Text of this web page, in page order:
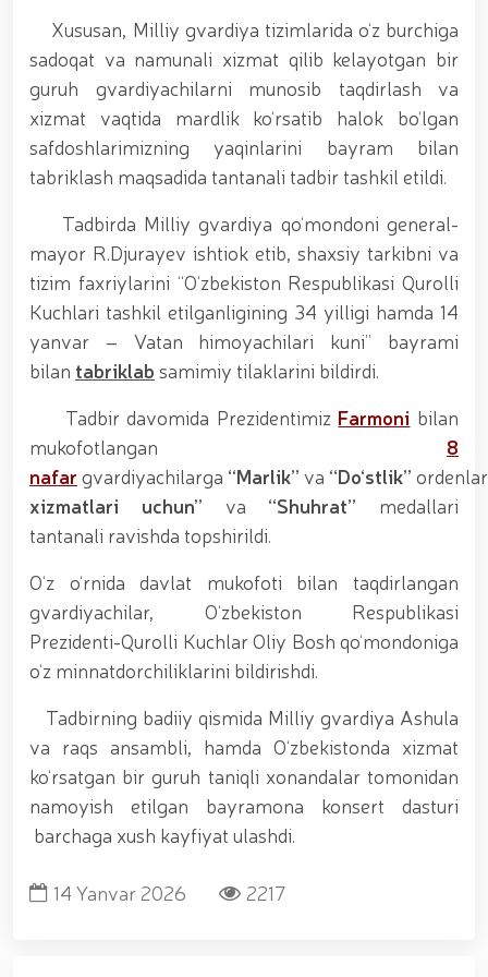
O‘zbekiston Milliy kino san'ati saroyida Milliy
gvardiya tizimidagi yoshlar bilan uchrashuv bo‘lib
o‘tdi. // Bayram kunlarida xavfsizlik toʻliq taʼminlandi
// Navroʻz shukuhi: otliq paradlar tashkil etildi //
“Navroʻzni ulugʻlash – insonni ulugʻlashdir!” shiori
ostida bayram sayli // Askarlar kasb-hunar
sertifikatlariga ega boʻldi // Qahramonlar xotirasi
yod etildi // Strandja turnirida Milliy gvardiya harbiy
kiritdi. // Iroda Ismoilova «Sodiq xizmatlari uchun»
medali bilan taqdirlandi. // O‘zbekiston Qurolli
Kuchlarida kibersport, dron va robot texnologiyalari
yo‘nalishlari rivojlantiriladi // Andijon viloyatida
Respublika ishchi guruhining yoshlar bilan uchrashuvi
tadbirlari doirasida muddatdi harbiy xizmatchilarga
sertifikatlar topshirildi. // Milliy gvardiya
qo‘mondoni, general-polkovnik B.Tashmatov
bilan uchrashib, ular bilan ochiq muloqot o‘tkazdi. //
Farg‘ona viloyatida jinoyat sodir etishga moyil
shaxslar yashash manzillarida tezkor tadbirlar
o‘tkazildi. // “8-mart – Xalqaro xotin qizlar kuni”
munosabati bilan Milliy gvardiya tizimida faoliyat
yuritib kyelayotgan ayollar uchun tantanali bayram
tadbiri tashkil etildi // Moliyaviy shaffoflik va
korrupsiyadan xoli muhitni ta’minlash bo‘yicha o‘quv
yig‘ini o‘tkazildi // Ajdodlar merosi – milliy gʻurur va
vatanparvarlik manbai // General-polkovnik
B.Tashmatov Toshkent “Temurbeklar maktabi”
harbiy akademik litseyi faoliyati bilan yaqindan
tanishdi. //Milliy gvardiya qo‘mondoni, general-
o'rganish ishlarini olib bordi // “Harbiy taʼlim tizimida
ilm-fan va pedagogik texnologiyalarni rivojlantirish
istiqbollari” mavzusida respublika harbiy ilmiy-
amaliy konferensiyasi tashkil etildi. //Milliy gvardiya
qo‘mondoni general-polkovnik B.Tashmatov ilk
manzilli ishlarini Yunusobod tumanida amalga
oshirdi. // Samarqand va Buxoro viloyatalarida
xavfsiz muhitni yaratish va jamoat xavfsizligini
ishonchli taʼminlash boʻyicha manzilli ishlar amalga
Xususan, Milliy gvardiya tizimlarida o‘z burchiga
sadoqat va namunali xizmat qilib kelayotgan bir
guruh gvardiyachilarni munosib taqdirlash va
xizmat vaqtida mardlik ko‘rsatib halok bo‘lgan
safdoshlarimizning yaqinlarini bayram bilan
tabriklash maqsadida tantanali tadbir tashkil etildi.
Tadbirda Milliy gvardiya qo‘mondoni general-
mayor R.Djurayev ishtiok etib, shaxsiy tarkibni va
tizim faxriylarini “O‘zbekiston Respublikasi Qurolli
Kuchlari tashkil etilganligining 34 yilligi hamda 14
yanvar – Vatan himoyachilari kuni” bayrami
bilan tabriklab samimiy tilaklarini bildirdi.
Tadbir davomida Prezidentimiz Farmoni bilan
mukofotlangan 8
nafar gvardiyachilarga “Marlik” va “Do‘stlik”
xizmatlari uchun” va “Shuhrat” medallari
tantanali ravishda topshirildi.
O‘z o‘rnida davlat mukofoti bilan taqdirlangan
gvardiyachilar, O‘zbekiston Respublikasi
Prezidenti-Qurolli Kuchlar Oliy Bosh qo‘mondoniga
o‘z minnatdorchiliklarini bildirishdi.
Tadbirning badiiy qismida Milliy gvardiya Ashula
va raqs ansambli, hamda O‘zbekistonda xizmat
ko‘rsatgan bir guruh taniqli xonandalar tomonidan
namoyish etilgan bayramona konsert dasturi
barchaga xush kayfiyat ulashdi.
14 Yanvar 2026 2217